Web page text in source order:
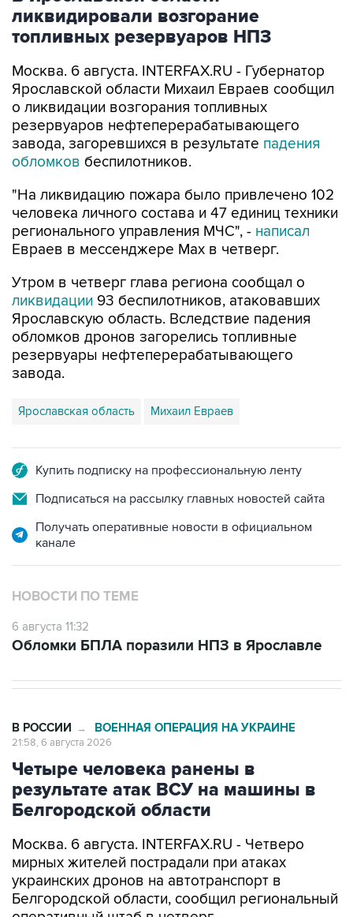
ликвидировали возгорание
топливных резервуаров НПЗ
Москва. 6 августа. INTERFAX.RU - Губернатор
Ярославской области Михаил Евраев сообщил
о ликвидации возгорания топливных
резервуаров нефтеперерабатывающего
завода, загоревшихся в результате падения
обломков беспилотников.
"На ликвидацию пожара было привлечено 102
человека личного состава и 47 единиц техники
регионального управления МЧС", - написал
Евраев в мессенджере Мах в четверг.
Утром в четверг глава региона сообщал о
ликвидации 93 беспилотников, атаковавших
Ярославскую область. Вследствие падения
обломков дронов загорелись топливные
резервуары нефтеперерабатывающего
завода.
Ярославская область Михаил Евраев
Купить подписку на профессиональную ленту
Подписаться на рассылку главных новостей сайта
Получать оперативные новости в официальном
канале
НОВОСТИ ПО ТЕМЕ
6 августа 11:32
Обломки БПЛА поразили НПЗ в Ярославле
В РОССИИ → ВОЕННАЯ ОПЕРАЦИЯ НА УКРАИНЕ
21:58, 6 августа 2026
Четыре человека ранены в
результате атак ВСУ на машины в
Белгородской области
Москва. 6 августа. INTERFAX.RU - Четверо
мирных жителей пострадали при атаках
украинских дронов на автотранспорт в
Белгородской области, сообщил региональный